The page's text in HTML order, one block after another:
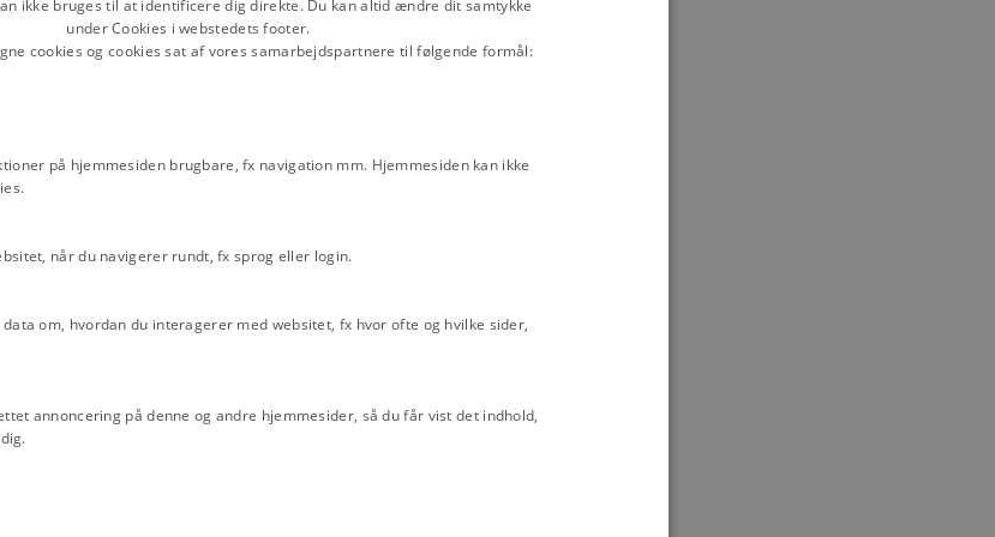
afholdt ugen efter
var en tendens til at
blev på
havde mulighed for at
Relaterede perioder
Kongerigets politiske udvikling
Christina Lysbjerg Mogensen Juridiske system
og ret før 1600
ikke bruges til at identificere dig direkte. Du kan altid ændre dit samtykke
under Cookies i webstedets footer.
cookies og cookies sat af vores samarbejdspartnere til følgende formål:
på hjemmesiden brugbare, fx navigation mm. Hjemmesiden kan ikke
når du navigerer rundt, fx sprog eller login.
om, hvordan du interagerer med websitet, fx hvor ofte og hvilke sider,
annoncering på denne og andre hjemmesider, så du får vist det indhold,